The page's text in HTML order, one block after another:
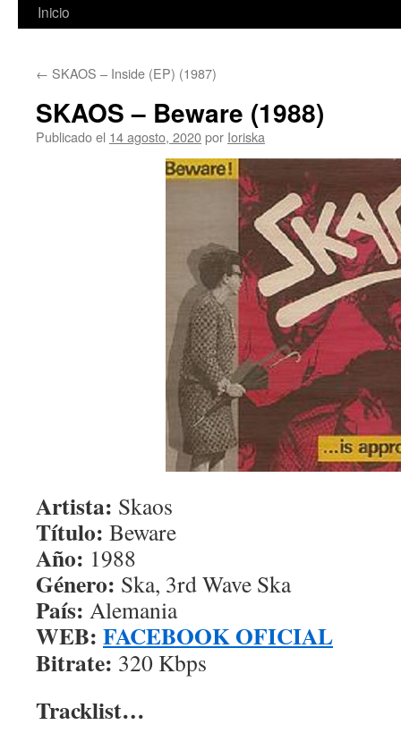
Inicio
← SKAOS – Inside (EP) (1987)
SKAOS – Beware (1988)
Publicado el 14 agosto, 2020por Ioriska
Artista: Skaos
Título: Beware
Año: 1988
Género: Ska, 3rd Wave Ska
País: Alemania
WEB: FACEBOOK OFICIAL
Bitrate: 320 Kbps
Tracklist…